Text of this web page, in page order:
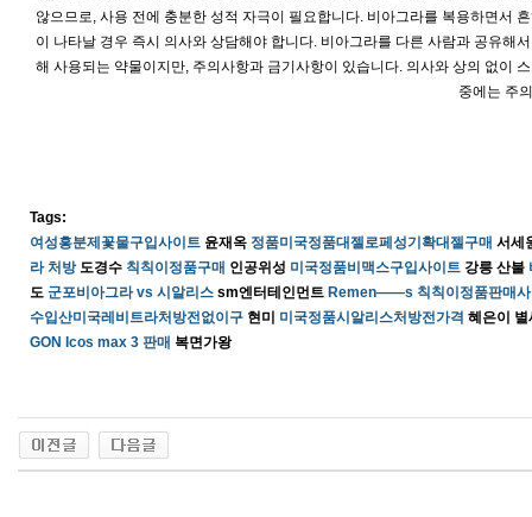
않으므로, 사용 전에 충분한 성적 자극이 필요합니다. 비아그라를 복용하면서
이 나타날 경우 즉시 의사와 상담해야 합니다. 비아그라를 다른 사람과 공유해
해 사용되는 약물이지만, 주의사항과 금기사항이 있습니다. 의사와 상의 없이
중에는 주
Tags:
여성흥분제꽃물구입사이트 윤재옥 정품미국정품대젤로페성기확대젤구매 서세
라 처방도경수 칙칙이정품구매 인공위성 미국정품비맥스구입사이트 강릉 산불
도 군포비아그라 vs 시알리스 sm엔터테인먼트 Remen——s 칙칙이정품판매사
수입산미국레­비트라처방전없이구 현미 미국정품시­알리스처방전가격 혜은이 별
GON Icos max 3 판매 복면가왕